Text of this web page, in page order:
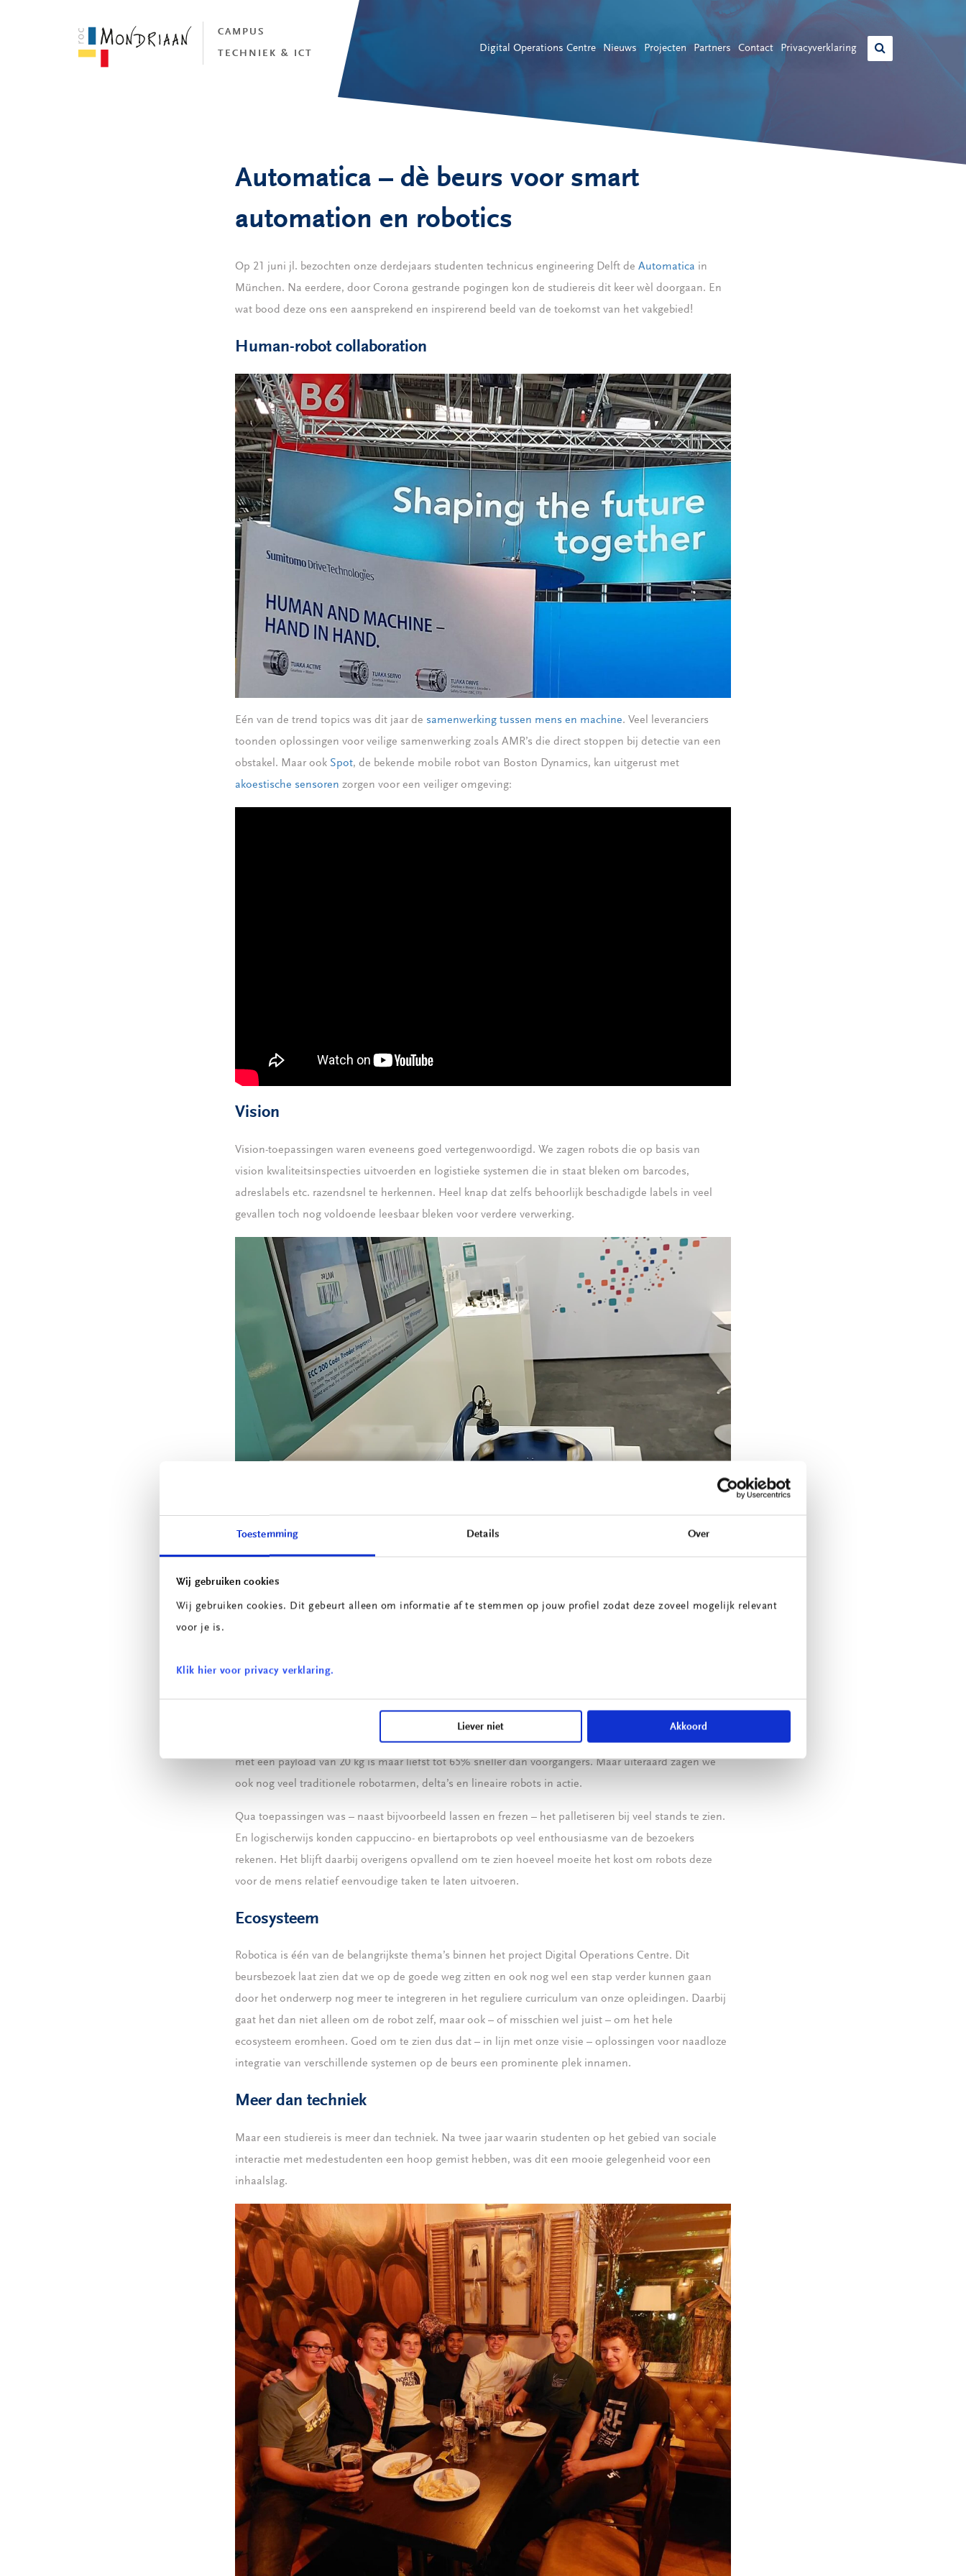
Toestemming Details Over
Wij gebruiken cookies
Wij gebruiken cookies. Dit gebeurt alleen om informatie af te stemmen op jouw profiel zodat deze zoveel mogelijk relevant
voor je is.
Klik hier voor privacy verklaring.
Liever niet Akkoord
CAMPUS
TECHNIEK & ICT Digital Operations Centre Nieuws Projecten Partners Contact Privacyverklaring
Automatica – dè beurs voor smart
automation en robotics
Op 21 juni jl. bezochten onze derdejaars studenten technicus engineering Delft de Automatica in
München. Na eerdere, door Corona gestrande pogingen kon de studiereis dit keer wèl doorgaan. En
wat bood deze ons een aansprekend en inspirerend beeld van de toekomst van het vakgebied!
Human-robot collaboration
Eén van de trend topics was dit jaar de samenwerking tussen mens en machine. Veel leveranciers
toonden oplossingen voor veilige samenwerking zoals AMR’s die direct stoppen bij detectie van een
obstakel. Maar ook Spot, de bekende mobile robot van Boston Dynamics, kan uitgerust met
akoestische sensoren zorgen voor een veiliger omgeving:
Vision
Vision-toepassingen waren eveneens goed vertegenwoordigd. We zagen robots die op basis van
vision kwaliteitsinspecties uitvoerden en logistieke systemen die in staat bleken om barcodes,
adreslabels etc. razendsnel te herkennen. Heel knap dat zelfs behoorlijk beschadigde labels in veel
gevallen toch nog voldoende leesbaar bleken voor verdere verwerking.
No code-programming
Maar ook een intuïtievere samenwerking tussen mens en robot kwam aan bod. Zo belooft “no code-
programming” – programmeren door het gebruik van drag & drop-functieblokken of door
Cobots on steroids
Cobots blijven onverminderd populair en worden groter, sterker en sneller. Universal Robots
presenteerde op de beurs de nieuwste aanwinst in het productportfolio: deUR20. Deze nieuwe cobot
met een payload van 20 kg is maar liefst tot 65% sneller dan voorgangers. Maar uiteraard zagen we
ook nog veel traditionele robotarmen, delta’s en lineaire robots in actie.
Qua toepassingen was – naast bijvoorbeeld lassen en frezen – het palletiseren bij veel stands te zien.
En logischerwijs konden cappuccino- en biertaprobots op veel enthousiasme van de bezoekers
rekenen. Het blijft daarbij overigens opvallend om te zien hoeveel moeite het kost om robots deze
voor de mens relatief eenvoudige taken te laten uitvoeren.
Ecosysteem
Robotica is één van de belangrijkste thema’s binnen het project Digital Operations Centre. Dit
beursbezoek laat zien dat we op de goede weg zitten en ook nog wel een stap verder kunnen gaan
door het onderwerp nog meer te integreren in het reguliere curriculum van onze opleidingen. Daarbij
gaat het dan niet alleen om de robot zelf, maar ook – of misschien wel juist – om het hele
ecosysteem eromheen. Goed om te zien dus dat – in lijn met onze visie – oplossingen voor naadloze
integratie van verschillende systemen op de beurs een prominente plek innamen.
Meer dan techniek
Maar een studiereis is meer dan techniek. Na twee jaar waarin studenten op het gebied van sociale
interactie met medestudenten een hoop gemist hebben, was dit een mooie gelegenheid voor een
inhaalslag.